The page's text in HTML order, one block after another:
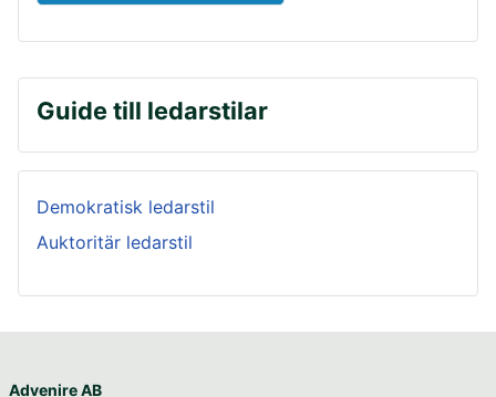
Guide till ledarstilar
Demokratisk ledarstil
Auktoritär ledarstil
Advenire AB